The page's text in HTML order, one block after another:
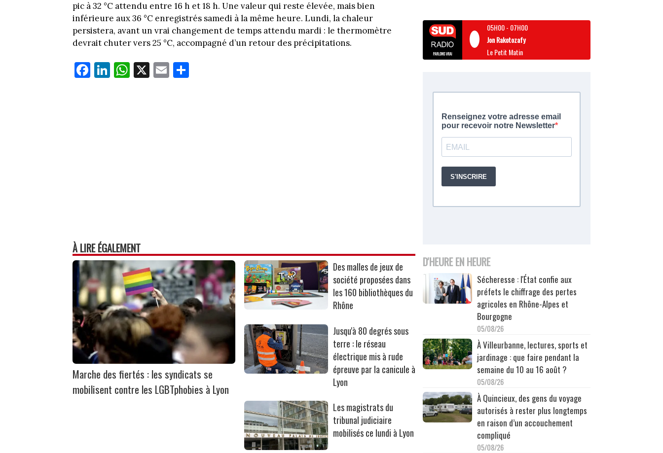
pic à 32 °C attendu entre 16 h et 18 h. Une valeur qui reste élevée, mais bien
inférieure aux 36 °C enregistrés samedi à la même heure. Lundi, la chaleur
persistera, avant un vrai changement de temps attendu mardi : le thermomètre
devrait chuter vers 25 °C, accompagné d’un retour des précipitations.
Fa
ce
Li
nk
W
ha
X E
m
À LIRE ÉGALEMENT
Marche des fiertés : les syndicats se
mobilisent contre les LGBTphobies à Lyon
Des malles de jeux de
société proposées dans
les 160 bibliothèques du
Rhône
Jusqu'à 80 degrés sous
terre : le réseau
électrique mis à rude
épreuve par la canicule à
Lyon
Les magistrats du
tribunal judiciaire
mobilisés ce lundi à Lyon
05H00- 07H00
Jon Rakotozafy
Le Petit Matin
D'HEURE EN HEURE
Sécheresse : l'État confie aux
préfets le chiffrage des pertes
agricoles en Rhône-Alpes et
Bourgogne
05/08/26
À Villeurbanne, lectures, sports et
jardinage : que faire pendant la
semaine du 10 au 16 août ?
05/08/26
À Quincieux, des gens du voyage
autorisés à rester plus longtemps
en raison d’un accouchement
compliqué
05/08/26